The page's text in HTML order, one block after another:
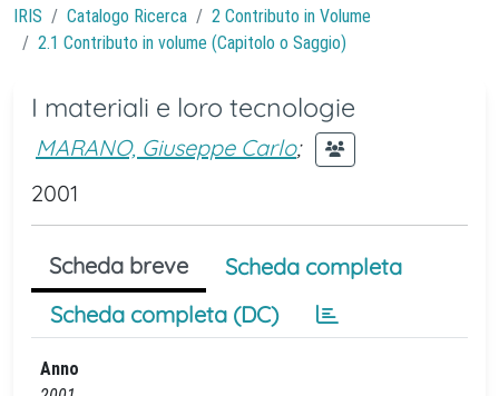
IRIS Catalogo Ricerca
2 Contributo in Volume
2.1 Contributo in volume (Capitolo o Saggio)
I materiali e loro tecnologie
MARANO, Giuseppe Carlo;
2001
Scheda breve
Scheda completa
Scheda completa (DC)
Anno